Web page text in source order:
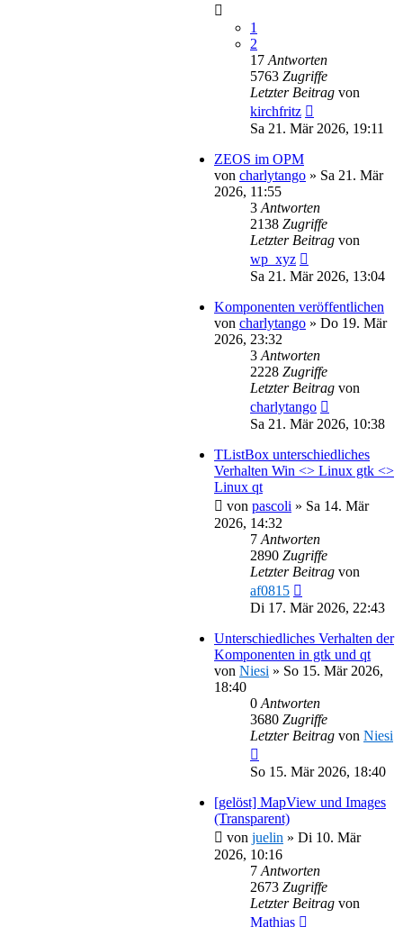
1
2
17 Antworten
5763 Zugriffe
Letzter Beitrag von
kirchfritz
Sa 21. Mär 2026, 19:11
ZEOS im OPM
von charlytango » Sa 21. Mär
2026, 11:55
3 Antworten
2138 Zugriffe
Letzter Beitrag von
wp_xyz
Sa 21. Mär 2026, 13:04
Komponenten veröffentlichen
von charlytango » Do 19. Mär
2026, 23:32
3 Antworten
2228 Zugriffe
Letzter Beitrag von
charlytango
Sa 21. Mär 2026, 10:38
TListBox unterschiedliches
Verhalten Win <> Linux gtk <>
Linux qt
von pascoli » Sa 14. Mär
2026, 14:32
7 Antworten
2890 Zugriffe
Letzter Beitrag von
af0815
Di 17. Mär 2026, 22:43
Unterschiedliches Verhalten der
Komponenten in gtk und qt
von Niesi » So 15. Mär 2026,
18:40
0 Antworten
3680 Zugriffe
Letzter Beitrag von Niesi
So 15. Mär 2026, 18:40
[gelöst] MapView und Images
(Transparent)
von juelin » Di 10. Mär
2026, 10:16
7 Antworten
2673 Zugriffe
Letzter Beitrag von
Mathias